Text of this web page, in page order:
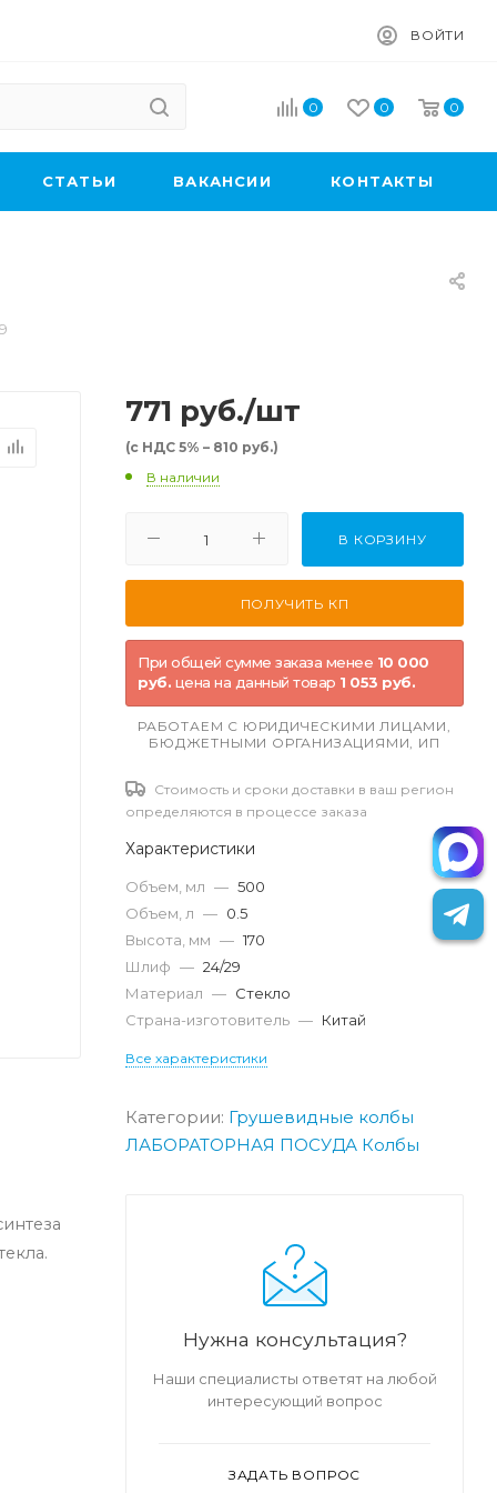
ВОЙТИ
0 0 0
CТАТЬИ ВАКАНСИИ КОНТАКТЫ
771 руб./шт
(с НДС 5% – 810 руб.)
В наличии
В КОРЗИНУ
При общей сумме заказа менее 10 000
руб. цена на данный товар 1 053 руб.
РАБОТАЕМ С ЮРИДИЧЕСКИМИ ЛИЦАМИ,
БЮДЖЕТНЫМИ ОРГАНИЗАЦИЯМИ, ИП
Стоимость и сроки доставки в ваш регион
определяются в процессе заказа
Характеристики
Объем, мл — 500
Объем, л — 0.5
Высота, мм — 170
Шлиф — 24/29
Материал — Стекло
Страна-изготовитель — Китай
Все характеристики
Категории: Грушевидные колбы
ЛАБОРАТОРНАЯ ПОСУДА Колбы
Нужна консультация?
Наши специалисты ответят на любой
интересующий вопрос
ЗАДАТЬ ВОПРОС